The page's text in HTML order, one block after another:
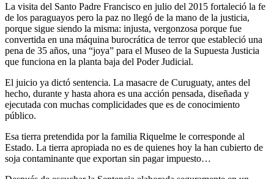
La visita del Santo Padre Francisco en julio del 2015 fortaleció la fe
de los paraguayos pero la paz no llegó de la mano de la justicia,
porque sigue siendo la misma: injusta, vergonzosa porque fue
convertida en una máquina burocrática de terror que estableció una
pena de 35 años, una “joya” para el Museo de la Supuesta Justicia
que funciona en la planta baja del Poder Judicial.
El juicio ya dictó sentencia. La masacre de Curuguaty, antes del
hecho, durante y hasta ahora es una acción pensada, diseñada y
ejecutada con muchas complicidades que es de conocimiento
público.
Esa tierra pretendida por la familia Riquelme le corresponde al
Estado. La tierra apropiada no es de quienes hoy la han cubierto de
soja contaminante que exportan sin pagar impuesto…